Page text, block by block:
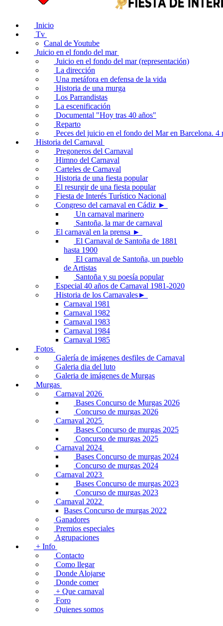
Inicio
Tv
Canal de Youtube
Juicio en el fondo del mar
Juicio en el fondo del mar (representación)
La dirección
Una metáfora en defensa de la vida
Historia de una murga
Los Parrandistas
La escenificación
Documental "Hoy tras 40 años"
Reparto
Peces del juicio en el fondo del Mar en Barcelona. 4
Historia del Carnaval
Pregoneros del Carnaval
Himno del Carnaval
Carteles de Carnaval
Historia de una fiesta popular
El resurgir de una fiesta popular
Fiesta de Interés Turístico Nacional
Congreso del carnaval en Cádiz ►
Un carnaval marinero
Santoña, la mar de carnaval
El carnaval en la prensa ►
El Carnaval de Santoña de 1881
hasta 1900
El carnaval de Santoña, un pueblo
de Artistas
Santoña y su poesía popular
Especial 40 años de Carnaval 1981-2020
Historia de los Carnavales►
Carnaval 1981
Carnaval 1982
Carnaval 1983
Carnaval 1984
Carnaval 1985
Fotos
Galería de imágenes desfiles de Carnaval
Galeria dia del luto
Galeria de imágenes de Murgas
Murgas
Carnaval 2026
Bases Concurso de Murgas 2026
Concurso de murgas 2026
Carnaval 2025
Bases Concurso de murgas 2025
Concurso de murgas 2025
Carnaval 2024
Bases Concurso de murgas 2024
Concurso de murgas 2024
Carnaval 2023
Bases Concurso de murgas 2023
Concurso de murgas 2023
Carnaval 2022
Bases Concurso de murgas 2022
Ganadores
Premios especiales
Agrupaciones
+ Info
Contacto
Como llegar
Donde Alojarse
Donde comer
+ Que carnaval
Foro
Quienes somos